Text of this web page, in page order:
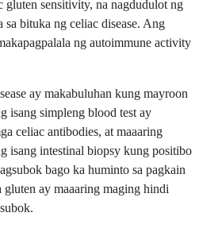
gluten sensitivity, na nagdudulot ng
sa bituka ng celiac disease. Ang
ng autoimmune activity
ay makabuluhan kung mayroon
isang simpleng blood test ay
celiac antibodies, at maaaring
isang intestinal biopsy kung positibo
bago ka huminto sa pagkain
ay maaaring maging hindi